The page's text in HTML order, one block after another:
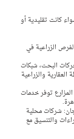
كانت تقليدية أو
الزراعية في
البحث، شبكات
والزراعية
توفر خدمات
شركات محلية
والتنسيق مع